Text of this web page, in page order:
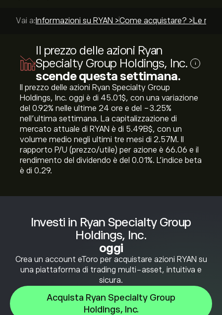
Investi in Ryan Specialty Group
Holdings, Inc.
oggi
Crea un account eToro per acquistare azioni RYAN su
una piattaforma di trading multi-asset, intuitiva e
sicura.
Acquista Ryan Specialty Group
Holdings, Inc.
Vai a: Informazioni su RYAN >Come acquistare? > Le
Il prezzo delle azioni Ryan
Specialty Group Holdings, Inc.
scende questa settimana.
i
Il prezzo delle azioni Ryan Specialty Group
Holdings, Inc. oggi è di 45.01‎$‎, con una variazione
del ‎0.92‎% nelle ultime 24 ore e del ‎-3.25‎%
nell'ultima settimana. La capitalizzazione di
mercato attuale di RYAN è di 5.49B‎$‎, con un
volume medio negli ultimi tre mesi di 2.57M. Il
rapporto P/U (prezzo/utile) per azione è 66.06 e il
rendimento del dividendo è del 0.01%. L'indice beta
è di 0.29.